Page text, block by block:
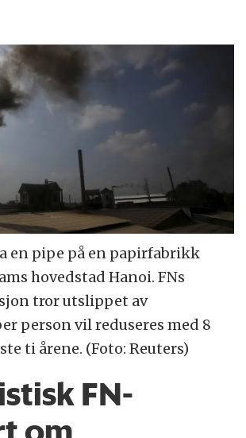
en pipe på en papirfabrikk
hovedstad Hanoi. FNs
tror utslippet av
person vil reduseres med 8
ti årene. (Foto: Reuters)
FN-